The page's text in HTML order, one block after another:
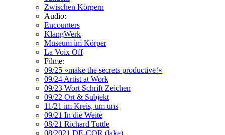
Zwischen Körpern
Audio:
Encounters
KlangWerk
Museum im Körper
La Voix Off
Filme:
09/25 »make the secrets productive!«
09/24 Artist at Work
09/23 Wort Schrift Zeichen
09/22 Ort & Subjekt
11/21 im Kreis, um uns
09/21 In die Weite
08/21 Richard Tuttle
08/2021 DE-COR (lake)